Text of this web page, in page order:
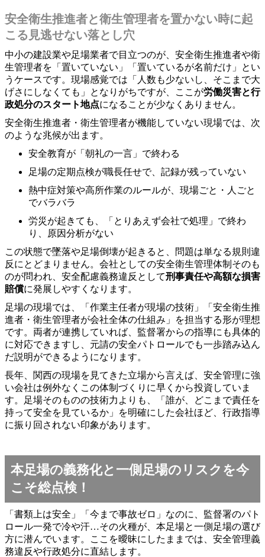
安全衛生推進者と衛生管理者を置かない時に起
こる見逃せない落とし穴
中小の建設業や足場業者で目立つのが、安全衛生推進者や衛
生管理者を「置いていない」「置いているが名前だけ」とい
うケースです。現場感覚では「人数も少ないし、そこまで大
げさにしなくても」となりがちですが、ここが労働災害と行
政処分のスタート地点になることが少なくありません。
安全衛生推進者・衛生管理者が機能していない現場では、次
のような兆候が出ます。
安全教育が「朝礼の一言」で終わる
足場の定期点検が職長任せで、記録が残っていない
熱中症対策や高所作業のルールが、現場ごと・人ごと
でバラバラ
労災が起きても、「とりあえず会社で処理」で終わ
り、原因分析がない
この状態で墜落や足場倒壊が起きると、問題は単なる規則違
反にとどまりません。会社としての安全衛生管理体制そのも
のが問われ、安全配慮義務違反として刑事責任や高額な損害
賠償に発展しやすくなります。
足場の現場では、「作業主任者が現場の技術」「安全衛生推
進者・衛生管理者が会社全体の仕組み」を担当する形が理想
です。両者が連携していれば、監督署からの指導にも具体的
に対応できますし、元請の安全パトロールでも一歩踏み込ん
だ説明ができるようになります。
長年、関西の現場を見てきた立場から言えば、安全管理に強
い会社は例外なくこの体制づくりに早くから投資していま
す。足場そのものの技術力よりも、「誰が、どこまで責任を
持って安全を見ているか」を明確にした会社ほど、行政指導
に振り回されない印象があります。
本足場の義務化と一側足場のリスクを今
こそ総点検！
「書類上は安全」「今まで事故ゼロ」なのに、監督署のパト
ロール一発で冷や汗…その火種が、本足場と一側足場の選び
方に潜んでいます。ここを曖昧にしたままでは、安全管理義
務違反や行政処分に直結します。